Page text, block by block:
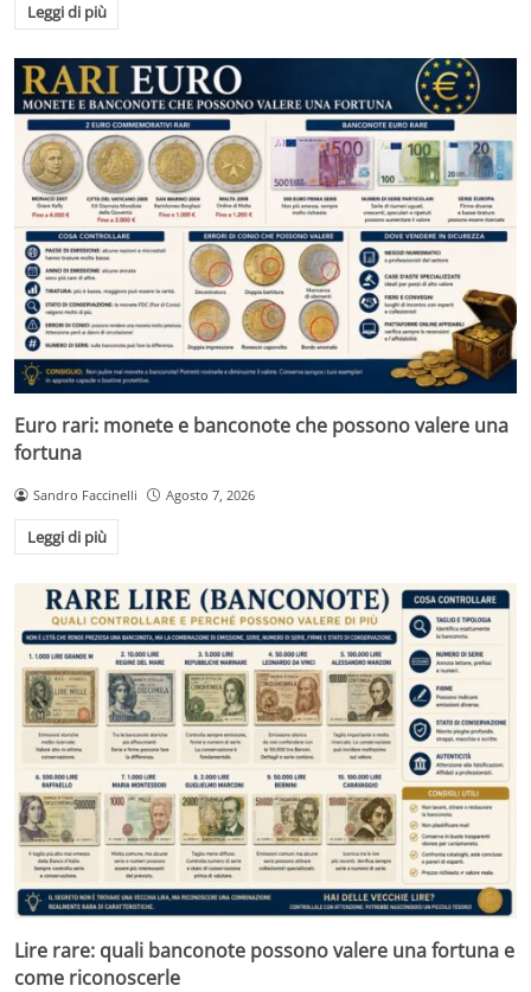
Leggi di più
Euro rari: monete e banconote che possono valere una
fortuna
Sandro Faccinelli Agosto 7, 2026
Leggi di più
Lire rare: quali banconote possono valere una fortuna e
come riconoscerle